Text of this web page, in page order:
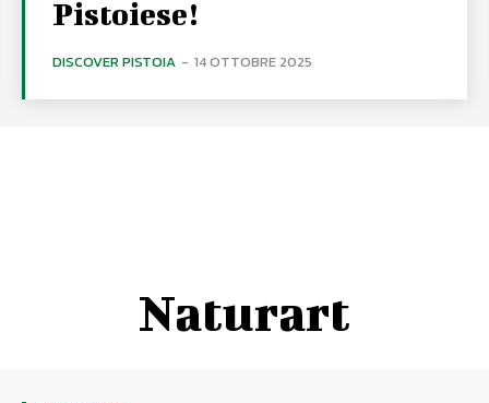
Pistoiese!
DISCOVER PISTOIA - 14 OTTOBRE 2025
Naturart